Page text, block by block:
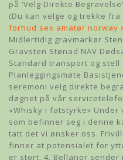
på ‘Velg Direkte
(Du kan velge og trekke fra
forhud sex amatør norway
Midlertidig gravmarkør
Gravsten Stønad NAV
Standard transport og stell
Planleggingsmøte
seremoni velg direkte
døgnet på vår
«Whisky i fatstyrke» Under
som befinner seg i denne
tatt det vi ønsker oss.
finner at potensialet for
er stort. 4. Bellanor